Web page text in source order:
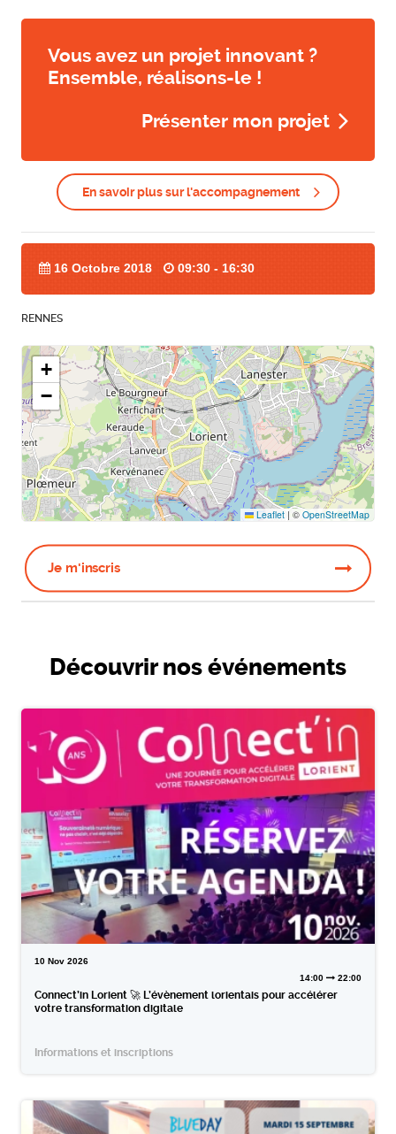
Vous avez un projet innovant ?
Ensemble, réalisons-le !
Présenter mon projet
En savoir plus sur l'accompagnement
16 Octobre 2018 09:30 - 16:30
RENNES
+
−
Leaflet | ©OpenStreetMap
Je m'inscris
Découvrir nos événements
10 Nov 2026
14:00
22:00
Connect’in Lorient 🚀 L’évènement lorientais pour accélérer
votre transformation digitale
Informations et inscriptions